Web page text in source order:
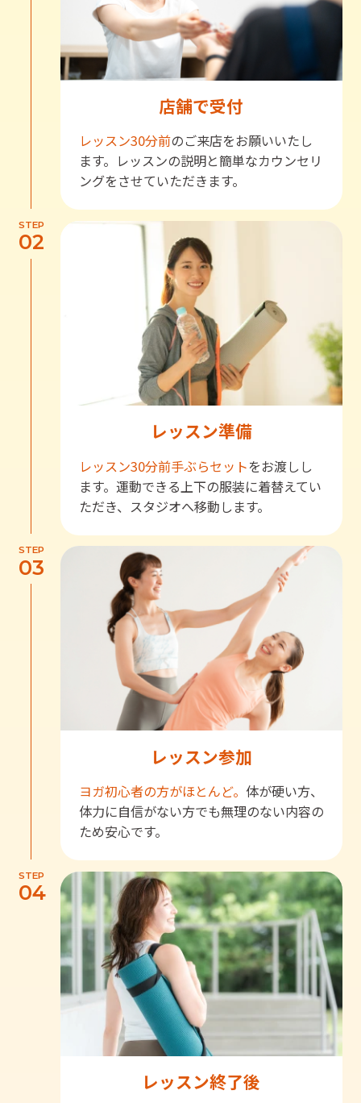
店舗で受付
レッスン30分前のご来店をお願いいたし
ます。レッスンの説明と簡単なカウンセリ
ングをさせていただきます。
STEP
02
レッスン準備
レッスン30分前手ぶらセットをお渡しし
ます。運動できる上下の服装に着替えてい
ただき、スタジオへ移動します。
STEP
03
レッスン参加
ヨガ初心者の方がほとんど。 体が硬い方、
体力に自信がない方でも無理のない内容の
ため安心です。
STEP
04
レッスン終了後